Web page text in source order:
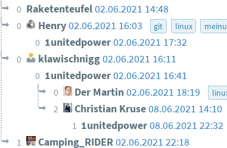
0 Raketenteufel02.06.2021 14:48
0 Henry02.06.2021 16:03 git linux
0 1unitedpower02.06.2021 17:32
0 klawischnigg02.06.2021 16:11
0 1unitedpower02.06.2021 16:41
0 Der Martin 02.06.2021 18:19
2 Christian Kruse 08.06.2021 14:10
1 1unitedpower08.06.2021 22:32
1 Camping_RIDER02.06.2021 22:18